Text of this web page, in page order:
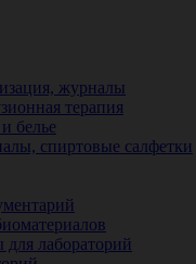
журналы
терапия
белье
спиртовые салфетки
для лабораторий